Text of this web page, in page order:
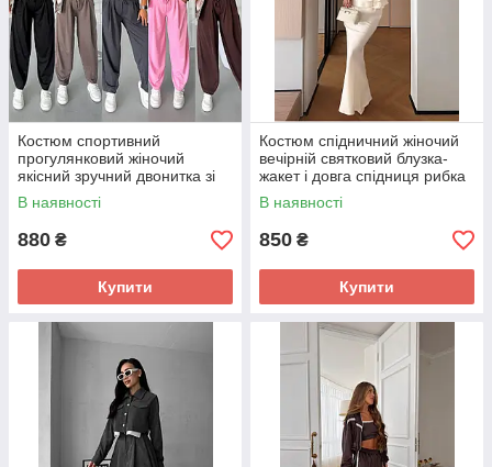
Костюм спортивний
прогулянковий жіночий
якісний зручний двонитка зі
стразами камінням кофта та
штани
В наявності
880 ₴
Купити
Костюм спідничний жіночий
вечірній святковий блузка-
жакет і довга спідниця рибка
В наявності
850 ₴
Купити